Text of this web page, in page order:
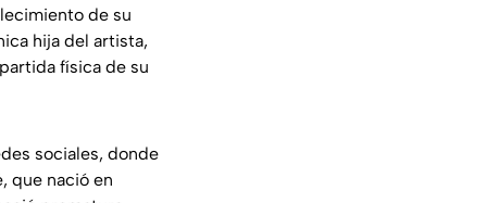
de su
hija del artista,
física de su
sociales, donde
que nació en